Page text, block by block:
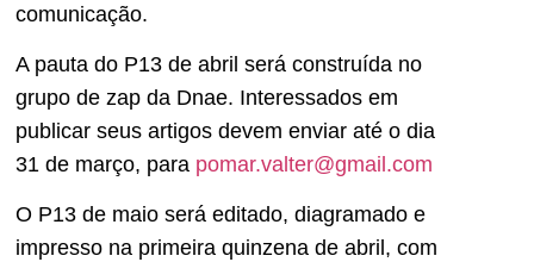
comunicação.
A pauta do P13 de abril será construída no
grupo de zap da Dnae. Interessados em
publicar seus artigos devem enviar até o dia
31 de março, para pomar.valter@gmail.com
O P13 de maio será editado, diagramado e
impresso na primeira quinzena de abril, com